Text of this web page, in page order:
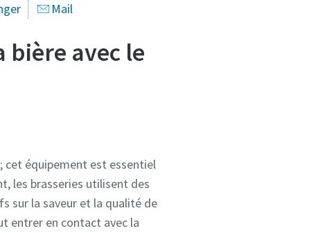
Mail
bière avec le
cet équipement est essentiel
les brasseries utilisent des
sur la saveur et la qualité de
entrer en contact avec la